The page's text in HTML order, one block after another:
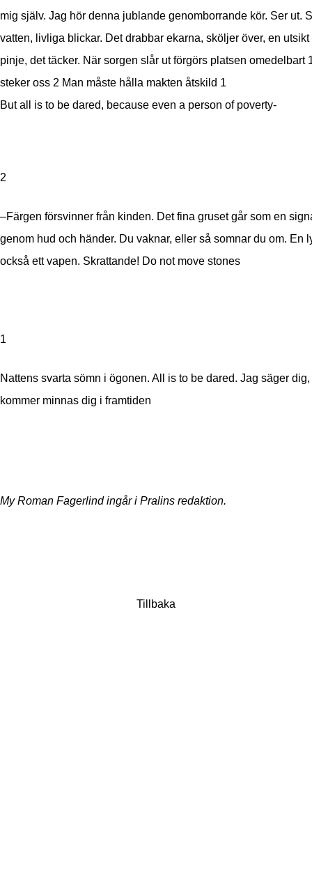
mig själv. Jag hör denna jublande genomborrande kör. Ser ut.
vatten, livliga blickar. Det drabbar ekarna, sköljer över, en utsikt
pinje, det täcker. När sorgen slår ut förgörs platsen omedelbart
steker oss 2 Man måste hålla makten åtskild 1
But all is to be dared, because even a person of poverty-
2
–Färgen försvinner från kinden. Det fina gruset går som en
genom hud och händer. Du vaknar, eller så somnar du om. En
också ett vapen. Skrattande! Do not move stones
1
Nattens svarta sömn i ögonen. All is to be dared. Jag säger
kommer minnas dig i framtiden
My Roman Fagerlind ingår i Pralins redaktion.
Tillbaka